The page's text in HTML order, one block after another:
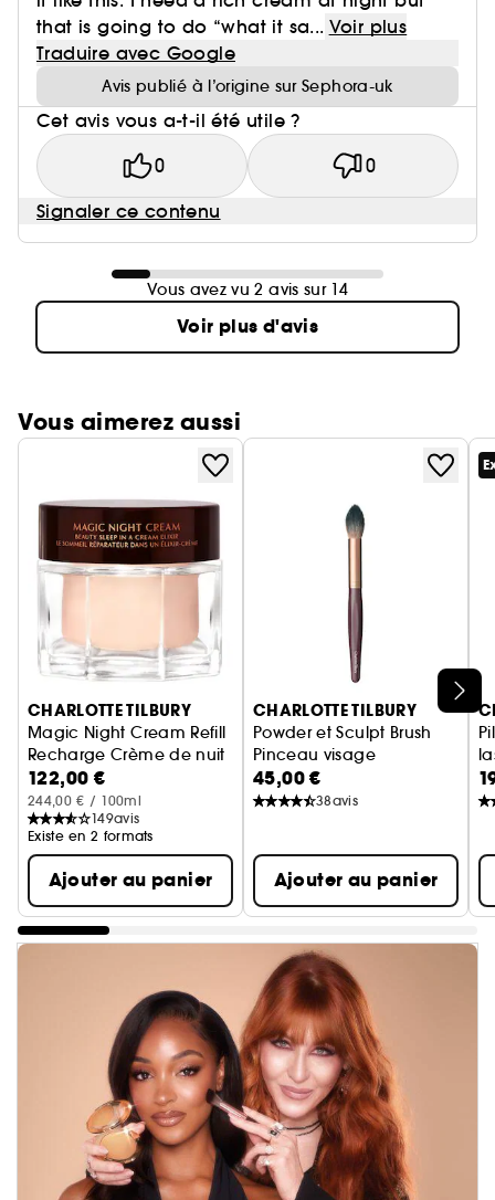
that is going to do “what it sa... Voir plus
Traduire avec Google
Avis publié à l’origine sur Sephora-uk
Cet avis vous a-t-il été utile ?
0 0
Signaler ce contenu
Vous avez vu 2 avis sur 14
Voir plus d'avis
Vous aimerez aussi
CHARLOTTE TILBURY
Magic Night Cream Refill
Recharge Crème de nuit
122,00 €
244,00 € / 100ml
149avis
Existe en 2 formats
Ajouter au panier
CHARLOTTE TILBURY
Powder et Sculpt Brush
Pinceau visage
45,00 €
38avis
Ajouter au panier